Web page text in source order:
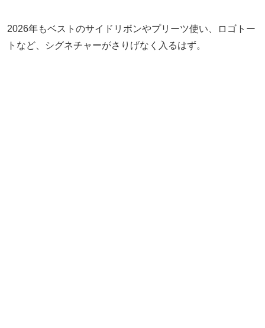
2026年もベストのサイドリボンやプリーツ使い、ロゴトー
トなど、シグネチャーがさりげなく入るはず。